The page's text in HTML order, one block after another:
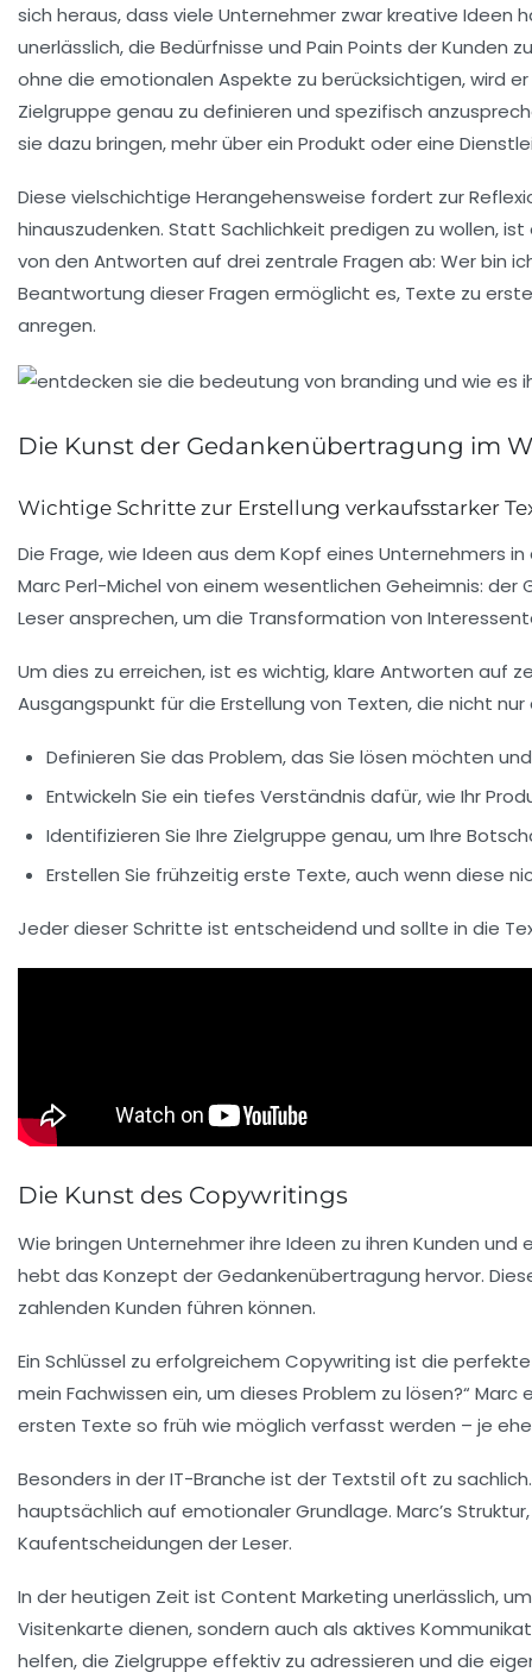
sich heraus, dass viele Unternehmer zwar kreative
unerlässlich, die Bedürfnisse und Pain Points der
ohne die emotionalen Aspekte zu berücksichtigen, wird
Zielgruppe genau zu definieren und spezifisch
sie dazu bringen, mehr über ein Produkt oder eine
Diese vielschichtige Herangehensweise fordert zur
hinauszudenken. Statt Sachlichkeit predigen zu wollen,
von den Antworten auf drei zentrale Fragen ab: Wer bin
Beantwortung dieser Fragen ermöglicht es, Texte zu
anregen.
Die Kunst der Gedankenübertragung im
Wichtige Schritte zur Erstellung verkaufsstarker
Die Frage, wie Ideen aus dem Kopf eines Unternehmers
Marc Perl-Michel von einem wesentlichen Geheimnis: der
Leser ansprechen, um die Transformation von
Um dies zu erreichen, ist es wichtig, klare Antworten auf
Ausgangspunkt für die Erstellung von Texten, die nicht
Definieren Sie das Problem, das Sie lösen möchten
Entwickeln Sie ein tiefes Verständnis dafür, wie Ihr
Identifizieren Sie Ihre Zielgruppe genau, um Ihre
Erstellen Sie frühzeitig erste Texte, auch wenn diese
Jeder dieser Schritte ist entscheidend und sollte in die
Die Kunst des Copywritings
Wie bringen Unternehmer ihre Ideen zu ihren Kunden
hebt das Konzept derGedankenübertragung hervor.
zahlenden Kunden führen können.
Ein Schlüssel zu erfolgreichem Copywriting ist die
mein Fachwissen ein, um dieses Problem zu lösen?“ Marc
ersten Texte so früh wie möglich verfasst werden – je
Besonders in derIT-Branche ist der Textstil oft zu
hauptsächlich auf emotionaler Grundlage. Marc’s Struktur
Kaufentscheidungen der Leser.
In der heutigen Zeit ist Content Marketing unerlässlich,
Visitenkarte dienen, sondern auch als aktives
helfen, die Zielgruppe effektiv zu adressieren und die